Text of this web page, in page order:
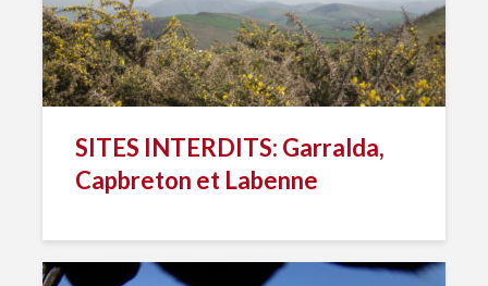
SITES INTERDITS: Garralda,
Capbreton et Labenne